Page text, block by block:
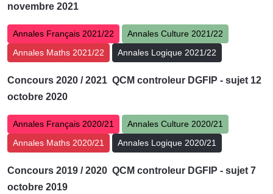
novembre 2021
Annales Français 2021/22
Annales Culture 2021/22
Annales Maths 2021/22
Annales Logique 2021/22
Concours 2020 / 2021 QCM controleur DGFIP - sujet 12
octobre 2020
Annales Français 2020/21
Annales Culture 2020/21
Annales Maths 2020/21
Annales Logique 2020/21
Concours 2019 / 2020 QCM controleur DGFIP - sujet 7
octobre 2019